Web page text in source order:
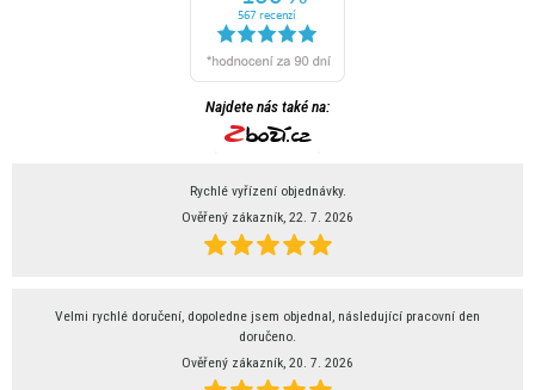
Najdete nás také na:
Rychlé vyřízení objednávky.
Ověřený zákazník, 22. 7. 2026
Velmi rychlé doručení, dopoledne jsem objednal, následující pracovní den
doručeno.
Ověřený zákazník, 20. 7. 2026